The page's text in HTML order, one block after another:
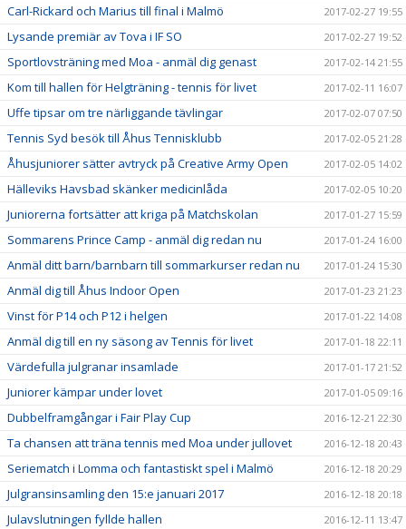
Carl-Rickard och Marius till final i Malmö 2017-02-27 19:55
Lysande premiär av Tova i IF SO 2017-02-27 19:52
Sportlovsträning med Moa - anmäl dig genast 2017-02-14 21:55
Kom till hallen för Helgträning - tennis för livet 2017-02-11 16:07
Uffe tipsar om tre närliggande tävlingar 2017-02-07 07:50
Tennis Syd besök till Åhus Tennisklubb 2017-02-05 21:28
Åhusjuniorer sätter avtryck på Creative Army Open 2017-02-05 14:02
Hälleviks Havsbad skänker medicinlåda 2017-02-05 10:20
Juniorerna fortsätter att kriga på Matchskolan 2017-01-27 15:59
Sommarens Prince Camp - anmäl dig redan nu 2017-01-24 16:00
Anmäl ditt barn/barnbarn till sommarkurser redan nu 2017-01-24 15:30
Anmäl dig till Åhus Indoor Open 2017-01-23 21:23
Vinst för P14 och P12 i helgen 2017-01-22 14:08
Anmäl dig till en ny säsong av Tennis för livet 2017-01-18 22:11
Värdefulla julgranar insamlade 2017-01-17 21:52
Juniorer kämpar under lovet 2017-01-05 09:16
Dubbelframgångar i Fair Play Cup 2016-12-21 22:30
Ta chansen att träna tennis med Moa under jullovet 2016-12-18 20:43
Seriematch i Lomma och fantastiskt spel i Malmö 2016-12-18 20:29
Julgransinsamling den 15:e januari 2017 2016-12-18 20:18
Julavslutningen fyllde hallen 2016-12-11 13:47